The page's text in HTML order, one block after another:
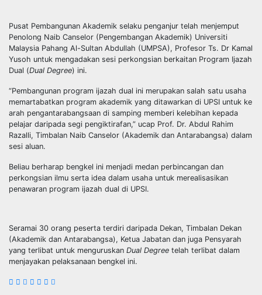
Pusat Pembangunan Akademik selaku penganjur telah menjemput
Penolong Naib Canselor (Pengembangan Akademik) ️Universiti
Malaysia Pahang Al-Sultan Abdullah (UMPSA), Profesor Ts. Dr Kamal
Yusoh untuk mengadakan sesi perkongsian berkaitan Program Ijazah
Dual (Dual Degree) ini.
“Pembangunan program ijazah dual ini merupakan salah satu usaha
memartabatkan program akademik yang ditawarkan di UPSI untuk ke
arah pengantarabangsaan di samping memberi kelebihan kepada
pelajar daripada segi pengiktirafan,” ucap Prof. Dr. Abdul Rahim
Razalli, Timbalan Naib Canselor (Akademik dan Antarabangsa) dalam
sesi aluan.
Beliau berharap bengkel ini menjadi medan perbincangan dan
perkongsian ilmu serta idea dalam usaha untuk merealisasikan
penawaran program ijazah dual di UPSI.
Seramai 30 orang peserta terdiri daripada Dekan, Timbalan Dekan
(Akademik dan Antarabangsa), Ketua Jabatan dan juga Pensyarah
yang terlibat untuk menguruskan Dual Degree telah terlibat dalam
menjayakan pelaksanaan bengkel ini.